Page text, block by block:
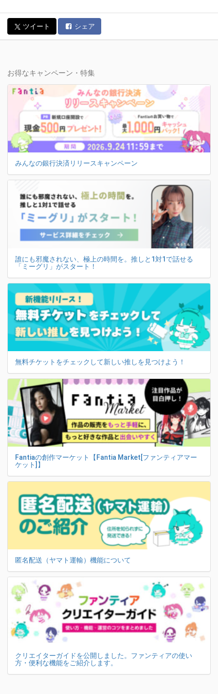
ツイート シェア
お得なキャンペーン・特集
みんなの銀行決済リリースキャンペーン
誰にも邪魔されない、極上の時間を。推しと1対1で話せる
「ミーグリ」がスタート！
無料チケットをチェックして新しい推しを見つけよう！
Fantiaの創作マーケット【Fantia Market[ファンティアマー
ケット]】
匿名配送（ヤマト運輸）機能について
クリエイターガイドを公開しました。ファンティアの使い
方・便利な機能をご紹介します。